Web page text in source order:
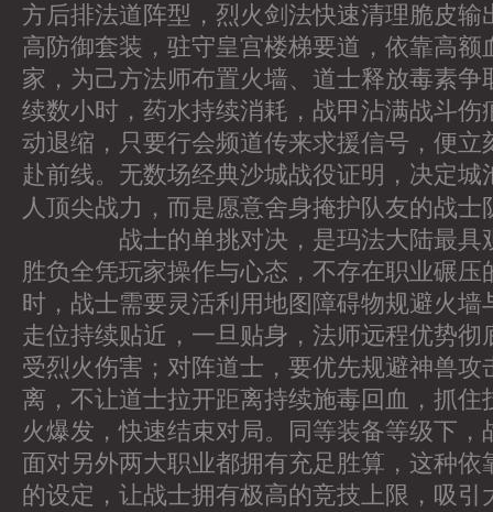
方后排法道阵型，烈火剑法快速清理脆皮输
高防御套装，驻守皇宫楼梯要道，依靠高额
家，为己方法师布置火墙、道士释放毒素争
续数小时，药水持续消耗，战甲沾满战斗伤
动退缩，只要行会频道传来求援信号，便立
赴前线。无数场经典沙城战役证明，决定城
人顶尖战力，而是愿意舍身掩护队友的战士
战士的单挑对决，是玛法大陆最具观
胜负全凭玩家操作与心态，不存在职业碾压
时，战士需要灵活利用地图障碍物规避火墙
走位持续贴近，一旦贴身，法师远程优势彻
受烈火伤害；对阵道士，要优先规避神兽攻
离，不让道士拉开距离持续施毒回血，抓住
火爆发，快速结束对局。同等装备等级下，
面对另外两大职业都拥有充足胜算，这种依
的设定，让战士拥有极高的竞技上限，吸引